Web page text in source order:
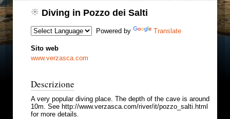
Diving in Pozzo dei Salti
Powered by Translate
Sito web
www.verzasca.com
Descrizione
A very popular diving place. The depth of the cave is around
10m. See http://www.verzasca.com/river/it/pozzo_salti.html
for more details.